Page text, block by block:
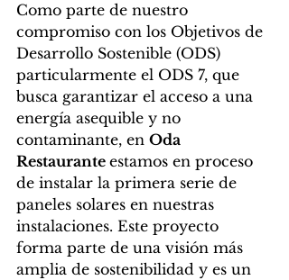
Como parte de nuestro
compromiso con los Objetivos de
Desarrollo Sostenible (ODS)
particularmente el ODS 7, que
busca garantizar el acceso a una
energía asequible y no
contaminante, en Oda
Restaurante estamos en proceso
de instalar la primera serie de
paneles solares en nuestras
instalaciones. Este proyecto
forma parte de una visión más
amplia de sostenibilidad y es un